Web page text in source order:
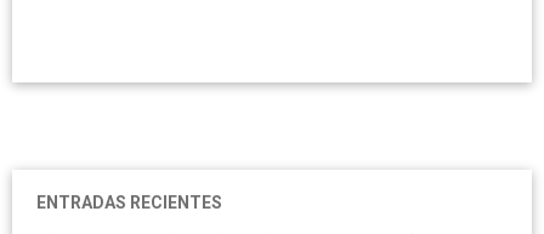
ENTRADAS RECIENTES